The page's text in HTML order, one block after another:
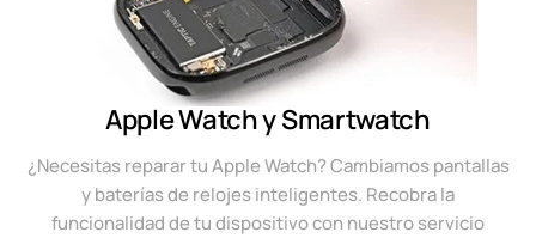
Apple Watch y Smartwatch
¿Necesitas reparar tu Apple Watch? Cambiamos pantallas
y baterías de relojes inteligentes. Recobra la
funcionalidad de tu dispositivo con nuestro servicio